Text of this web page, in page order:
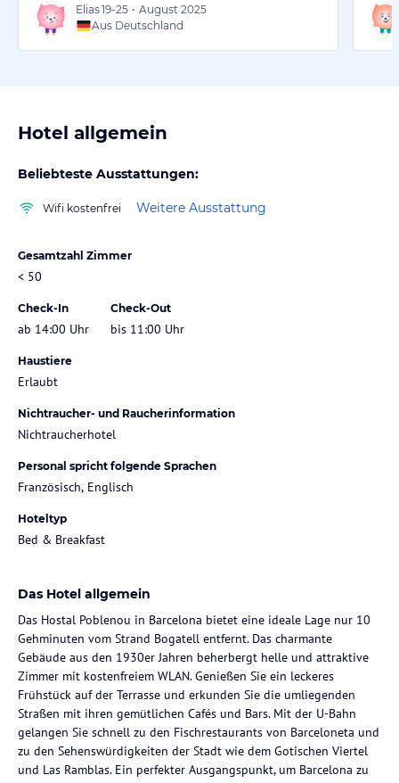
Elias19-25 • August 2025
Aus Deutschland
Hotel allgemein
Beliebteste Ausstattungen:
Wifi kostenfrei Weitere Ausstattung
Gesamtzahl Zimmer
< 50
Check-In
ab 14:00 Uhr
Check-Out
bis 11:00 Uhr
Haustiere
Erlaubt
Nichtraucher- und Raucherinformation
Nichtraucherhotel
Personal spricht folgende Sprachen
Französisch, Englisch
Hoteltyp
Bed & Breakfast
Das Hotel allgemein
Das Hostal Poblenou in Barcelona bietet eine ideale Lage nur 10
Gehminuten vom Strand Bogatell entfernt. Das charmante
Gebäude aus den 1930er Jahren beherbergt helle und attraktive
Zimmer mit kostenfreiem WLAN. Genießen Sie ein leckeres
Frühstück auf der Terrasse und erkunden Sie die umliegenden
Straßen mit ihren gemütlichen Cafés und Bars. Mit der U-Bahn
gelangen Sie schnell zu den Fischrestaurants von Barceloneta und
zu den Sehenswürdigkeiten der Stadt wie dem Gotischen Viertel
und Las Ramblas. Ein perfekter Ausgangspunkt, um Barcelona zu